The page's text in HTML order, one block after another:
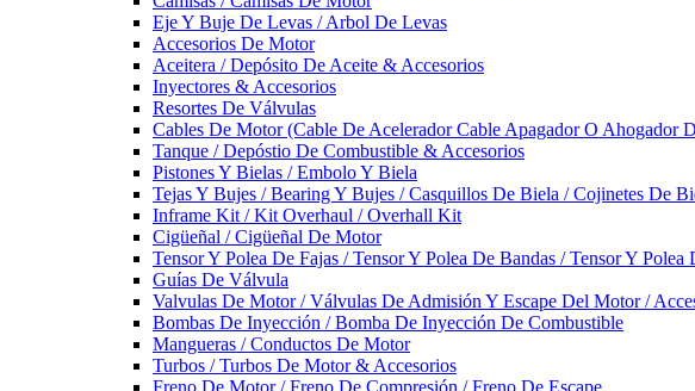
Eje Y Buje De Levas / Arbol De Levas
Accesorios De Motor
Aceitera / Depósito De Aceite & Accesorios
Inyectores & Accesorios
Resortes De Válvulas
Cables De Motor (Cable De Acelerador Cable Apagador O Ahogador
Tanque / Depóstio De Combustible & Accesorios
Pistones Y Bielas / Embolo Y Biela
Tejas Y Bujes / Bearing Y Bujes / Casquillos De Biela / Cojinetes De
Inframe Kit / Kit Overhaul / Overhall Kit
Cigüeñal / Cigüeñal De Motor
Tensor Y Polea De Fajas / Tensor Y Polea De Bandas / Tensor Y Polea
Guías De Válvula
Valvulas De Motor / Válvulas De Admisión Y Escape Del Motor /
Bombas De Inyección / Bomba De Inyección De Combustible
Mangueras / Conductos De Motor
Turbos / Turbos De Motor & Accesorios
Freno De Motor / Freno De Compresión / Freno De Escape